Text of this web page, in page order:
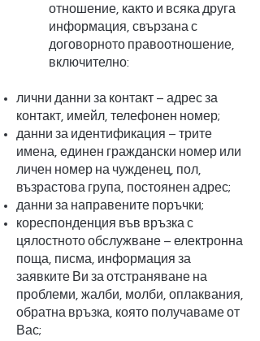
отношение, както и всяка друга
информация, свързана с
договорното правоотношение,
включително:
лични данни за контакт – адрес за
контакт, имейл, телефонен номер;
данни за идентификация – трите
имена, единен граждански номер или
личен номер на чужденец, пол,
възрастова група, постоянен адрес;
данни за направените поръчки;
кореспонденция във връзка с
цялостното обслужване – електронна
поща, писма, информация за
заявките Ви за отстраняване на
проблеми, жалби, молби, оплаквания,
обратна връзка, която получаваме от
Вас;